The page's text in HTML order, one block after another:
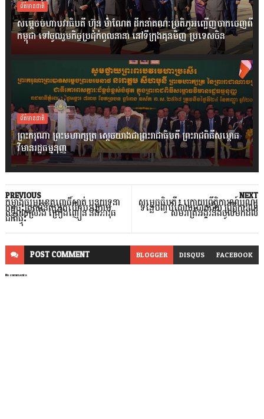
ព័ត៌មានជាតិ
សម្តេចមហាបវរធិបតី ហ៊ុន ម៉ាណែត ដឹកនាំគណៈប្រតិភូអញ្ជើញចាកចេញពី
កម្ពុជា ទៅចូលរួមកិច្ចប្រជុំកំពូលនានា នៅទីក្រុងគុនមិញ ប្រទេសចិន
ព័ត៌មានជាតិ
ព្រះករុណា ព្រះមហាក្សត្រ ស្តេចយាងជាព្រះរាជាធិបតី ព្រះរាជពិធីសម្ពោធ
វិមានរដ្ឋធម្មនុញ្ញ
NEXT
សម្ដេចធិបតី៖ ក្រោយព្រឹត្តិការណ៍បុណ្យ
ទន្លេបញ្ចប់ដោយជោគជ័យ ព្រឹត្តិការណ៍
សមរាត្រីអង្គរ​នឹងចូលមកដល់
PREVIOUS
កម្លាំងចម្រុះខេត្តពោធិ៍សាត់ បន្តយុទ្ធនា
ការចុះត្រួតពិនិត្យអ្នកបើកបរក្រោម
ឥទ្ធិពលស្រវឹង គ្រឿងញៀន និងអាវុធ
ជាតិផ្ទុះ
POSTCOMMENT BLOGGER DISQUS FACEBOOK
No comments